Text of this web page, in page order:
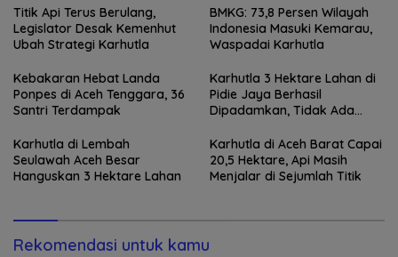
Titik Api Terus Berulang,
Legislator Desak Kemenhut
Ubah Strategi Karhutla
BMKG: 73,8 Persen Wilayah
Indonesia Masuki Kemarau,
Waspadai Karhutla
Kebakaran Hebat Landa
Ponpes di Aceh Tenggara, 36
Santri Terdampak
Karhutla 3 Hektare Lahan di
Pidie Jaya Berhasil
Dipadamkan, Tidak Ada
Karhutla di Lembah
Seulawah Aceh Besar
Hanguskan 3 Hektare Lahan
Karhutla di Aceh Barat Capai
20,5 Hektare, Api Masih
Menjalar di Sejumlah Titik
Rekomendasi untuk kamu